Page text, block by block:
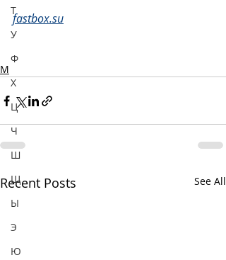
Т
У
Ф
Х
Ц
Ч
Ш
Щ
Ы
Э
Ю
fastbox.su
М
Recent Posts See All